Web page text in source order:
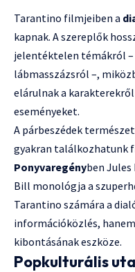
Tarantino filmjeiben a
kapnak. A szereplők
jelentéktelen témákról
lábmasszázsról –,
elárulnak a
eseményeket.
A párbeszédek
gyakran találkozhatunk
Ponyvaregényben
Bill monológja a
Tarantino számára a
információközlés,
kibontásának eszköze.
Popkulturális